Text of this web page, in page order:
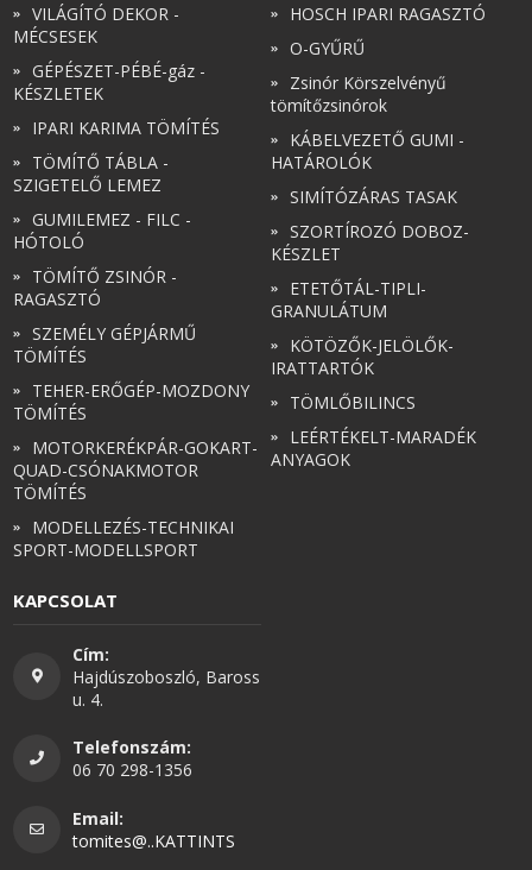
VILÁGÍTÓ DEKOR -
MÉCSESEK
GÉPÉSZET-PÉBÉ-gáz -
KÉSZLETEK
IPARI KARIMA TÖMÍTÉS
TÖMÍTŐ TÁBLA -
SZIGETELŐ LEMEZ
GUMILEMEZ - FILC -
HÓTOLÓ
TÖMÍTŐ ZSINÓR -
RAGASZTÓ
SZEMÉLY GÉPJÁRMŰ
TÖMÍTÉS
TEHER-ERŐGÉP-MOZDONY
TÖMÍTÉS
MOTORKERÉKPÁR-GOKART-
QUAD-CSÓNAKMOTOR
TÖMÍTÉS
MODELLEZÉS-TECHNIKAI
SPORT-MODELLSPORT
HOSCH IPARI RAGASZTÓ
O-GYŰRŰ
Zsinór Körszelvényű
tömítőzsinórok
KÁBELVEZETŐ GUMI -
HATÁROLÓK
SIMÍTÓZÁRAS TASAK
SZORTÍROZÓ DOBOZ-
KÉSZLET
ETETŐTÁL-TIPLI-
GRANULÁTUM
KÖTÖZŐK-JELÖLŐK-
IRATTARTÓK
TÖMLŐBILINCS
LEÉRTÉKELT-MARADÉK
ANYAGOK
KAPCSOLAT
Cím:
Hajdúszoboszló, Baross
u. 4.
Telefonszám:
06 70 298-1356
Email:
tomites@..KATTINTS